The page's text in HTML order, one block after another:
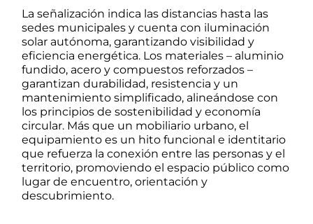
La señalización indica las distancias hasta las
sedes municipales y cuenta con iluminación
solar autónoma, garantizando visibilidad y
eficiencia energética. Los materiales – aluminio
fundido, acero y compuestos reforzados –
garantizan durabilidad, resistencia y un
mantenimiento simplificado, alineándose con
los principios de sostenibilidad y economía
circular. Más que un mobiliario urbano, el
equipamiento es un hito funcional e identitario
que refuerza la conexión entre las personas y el
territorio, promoviendo el espacio público como
lugar de encuentro, orientación y
descubrimiento.